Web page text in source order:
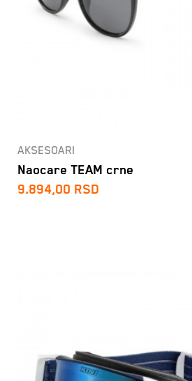
AKSESOARI
Naocare TEAM crne
9.894,00 RSD